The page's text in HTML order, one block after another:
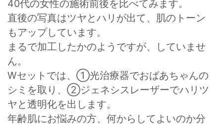
40代の女性の施術前後を比べてみます。
直後の写真はツヤとハリが出て、肌のトーン
もアップしています。
まるで加工したかのようですが、していませ
ん。
Wセットでは、①光治療器でおばあちゃんの
シミを取り、②ジェネシスレーザーでハリツ
ヤと透明化を出します。
年齢肌にお悩みの方、何からしてよいのか分